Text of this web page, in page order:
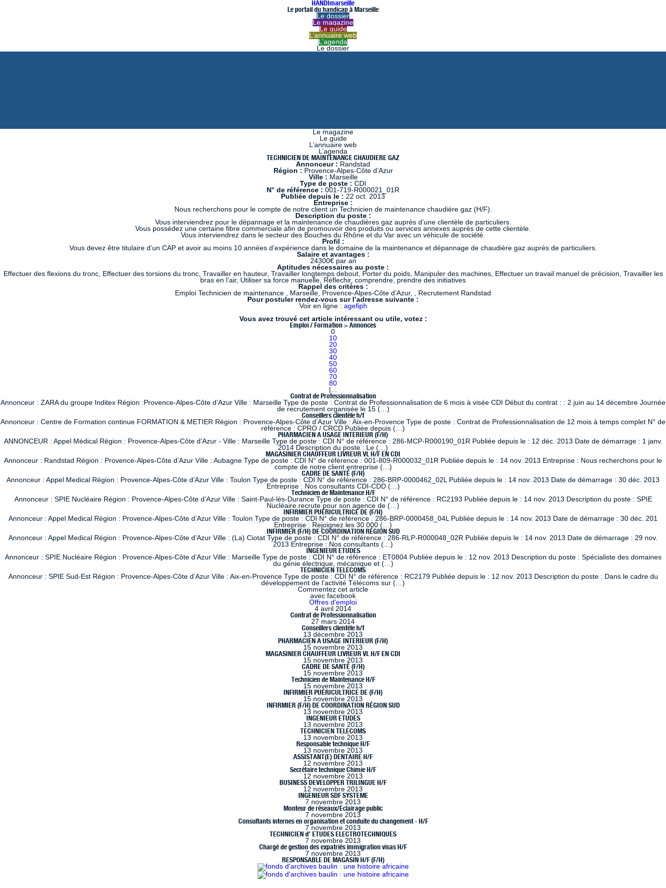
HANDImarseille
Le portail du handicap à Marseille
Le dossier
Le magazine
Le guide
L’annuaire web
L’agenda
Le dossier
Le magazine
Le guide
L’annuaire web
L’agenda
TECHNICIEN DE MAINTENANCE CHAUDIERE GAZ
Annonceur : Randstad
Région : Provence-Alpes-Côte d’Azur
Ville : Marseille
Type de poste : CDI
N° de référence : 001-719-R000021_01R
Publiée depuis le : 22 oct. 2013
Entreprise :
Nous recherchons pour le compte de notre client un Technicien de maintenance chaudière gaz (H/F).
Description du poste :
Vous interviendrez pour le dépannage et la maintenance de chaudières gaz auprès d’une clientèle de particuliers.
Vous possédez une certaine fibre commerciale afin de promouvoir des produits ou services annexes auprès de cette clientèle.
Vous interviendrez dans le secteur des Bouches du Rhône et du Var avec un véhicule de société.
Profil :
Vous devez être titulaire d’un CAP et avoir au moins 10 années d’expérience dans le domaine de la maintenance et dépannage de chaudière gaz auprès de particuliers.
Salaire et avantages :
24300€ par an
Aptitudes nécessaires au poste :
Effectuer des flexions du tronc, Effectuer des torsions du tronc, Travailler en hauteur, Travailler longtemps debout, Porter du poids, Manipuler des machines, Effectuer un travail manuel de précision, Travailler les
bras en l’air, Utiliser sa force manuelle, Réflechir, comprendre, prendre des initiatives
Rappel des critères :
Emploi Technicien de maintenance , Marseille, Provence-Alpes-Côte d’Azur, , Recrutement Randstad
Pour postuler rendez-vous sur l’adresse suivante :
Voir en ligne : agefiph
Vous avez trouvé cet article intéressant ou utile, votez :
Emploi / Formation > Annonces
0
10
20
30
40
50
60
70
80
...
Contrat de Professionnalisation
Annonceur : ZARA du groupe Inditex Région :Provence-Alpes-Côte d’Azur Ville : Marseille Type de poste : Contrat de Professionnalisation de 6 mois à visée CDI Début du contrat : : 2 juin au 14 décembre Journée
de recrutement organisée le 15 (…)
Conseillers clientèle h/f
Annonceur : Centre de Formation continue FORMATION & METIER Région : Provence-Alpes-Côte d’Azur Ville : Aix-en-Provence Type de poste : Contrat de Professionnalisation de 12 mois à temps complet N° de
référence : CPRO / CRCD Publiée depuis (…)
PHARMACIEN A USAGE INTERIEUR (F/H)
ANNONCEUR : Appel Médical Région : Provence-Alpes-Côte d’Azur - Ville : Marseille Type de poste : CDI N° de référence : 286-MCP-R000190_01R Publiée depuis le : 12 déc. 2013 Date de démarrage : 1 janv.
2014 Description du poste : Le (…)
MAGASINIER CHAUFFEUR LIVREUR VL H/F EN CDI
Annonceur : Randstad Région : Provence-Alpes-Côte d’Azur Ville : Aubagne Type de poste : CDI N° de référence : 001-809-R000032_01R Publiée depuis le : 14 nov. 2013 Entreprise : Nous recherchons pour le
compte de notre client entreprise (…)
CADRE DE SANTÉ (F/H)
Annonceur : Appel Medical Région : Provence-Alpes-Côte d’Azur Ville : Toulon Type de poste : CDI N° de référence : 286-BRP-0000462_02L Publiée depuis le : 14 nov. 2013 Date de démarrage : 30 déc. 2013
Entreprise : Nos consultants CDI-CDD (…)
Technicien de Maintenance H/F
Annonceur : SPIE Nucléaire Région : Provence-Alpes-Côte d’Azur Ville : Saint-Paul-lès-Durance Type de poste : CDI N° de référence : RC2193 Publiée depuis le : 14 nov. 2013 Description du poste : SPIE
Nucléaire recrute pour son agence de (…)
INFIRMIER PUÉRICULTRICE DE (F/H)
Annonceur : Appel Medical Région : Provence-Alpes-Côte d’Azur Ville : Toulon Type de poste : CDI N° de référence : 286-BRP-0000458_04L Publiée depuis le : 14 nov. 2013 Date de démarrage : 30 déc. 201
Entreprise : Rejoignez les 30 000 (…)
INFIRMIER (F/H) DE COORDINATION RÉGION SUD
Annonceur : Appel Medical Région : Provence-Alpes-Côte d’Azur Ville : (La) Ciotat Type de poste : CDI N° de référence : 286-RLP-R000048_02R Publiée depuis le : 14 nov. 2013 Date de démarrage : 29 nov.
2013 Entreprise : Nos consultants (…)
INGENIEUR ETUDES
Annonceur : SPIE Nucléaire Région : Provence-Alpes-Côte d’Azur Ville : Marseille Type de poste : CDI N° de référence : ET0804 Publiée depuis le : 12 nov. 2013 Description du poste : Spécialiste des domaines
du génie électrique, mécanique et (…)
TECHNICIEN TELECOMS
Annonceur : SPIE Sud-Est Région : Provence-Alpes-Côte d’Azur Ville : Aix-en-Provence Type de poste : CDI N° de référence : RC2179 Publiée depuis le : 12 nov. 2013 Description du poste : Dans le cadre du
développement de l’activité Télécoms sur (…)
Commentez cet article
avec facebook
Offres d'emploi
4 avril 2014
Contrat de Professionnalisation
27 mars 2014
Conseillers clientèle h/f
13 décembre 2013
PHARMACIEN A USAGE INTERIEUR (F/H)
15 novembre 2013
MAGASINIER CHAUFFEUR LIVREUR VL H/F EN CDI
15 novembre 2013
CADRE DE SANTÉ (F/H)
15 novembre 2013
Technicien de Maintenance H/F
15 novembre 2013
INFIRMIER PUÉRICULTRICE DE (F/H)
15 novembre 2013
INFIRMIER (F/H) DE COORDINATION RÉGION SUD
13 novembre 2013
INGENIEUR ETUDES
13 novembre 2013
TECHNICIEN TELECOMS
13 novembre 2013
Responsable technique H/F
13 novembre 2013
ASSISTANT(E) DENTAIRE H/F
12 novembre 2013
Secrétaire technique Chimie H/F
12 novembre 2013
BUSINESS DEVELOPPER TRILINGUE H/F
12 novembre 2013
INGENIEUR SDF SYSTEME
7 novembre 2013
Monteur de réseaux/Eclairage public
7 novembre 2013
Consultants internes en organisation et conduite du changement - H/F
7 novembre 2013
TECHNICIEN d’ ETUDES ELECTROTECHNIQUES
7 novembre 2013
Chargé de gestion des expatriés immigration visas H/F
7 novembre 2013
RESPONSABLE DE MAGASIN H/F (F/H)